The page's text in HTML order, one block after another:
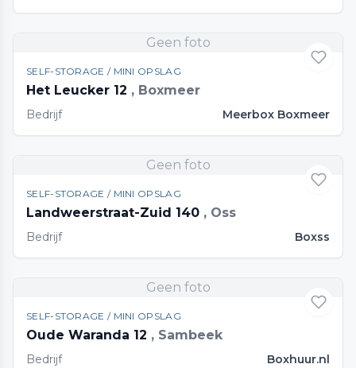
Geen foto
SELF-STORAGE / MINI OPSLAG
Het Leucker 12 , Boxmeer
Bedrijf Meerbox Boxmeer
Geen foto
SELF-STORAGE / MINI OPSLAG
Landweerstraat-Zuid 140 , Oss
Bedrijf Boxss
Geen foto
SELF-STORAGE / MINI OPSLAG
Oude Waranda 12 , Sambeek
Bedrijf Boxhuur.nl